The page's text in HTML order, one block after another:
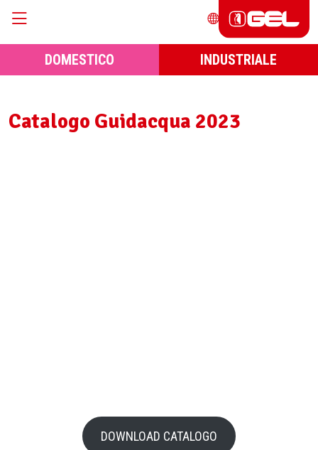
DOMESTICO INDUSTRIALE
Catalogo Guidacqua 2023
DOWNLOAD CATALOGO